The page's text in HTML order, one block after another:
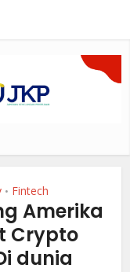
• Fintech
Amerika
Crypto
dunia